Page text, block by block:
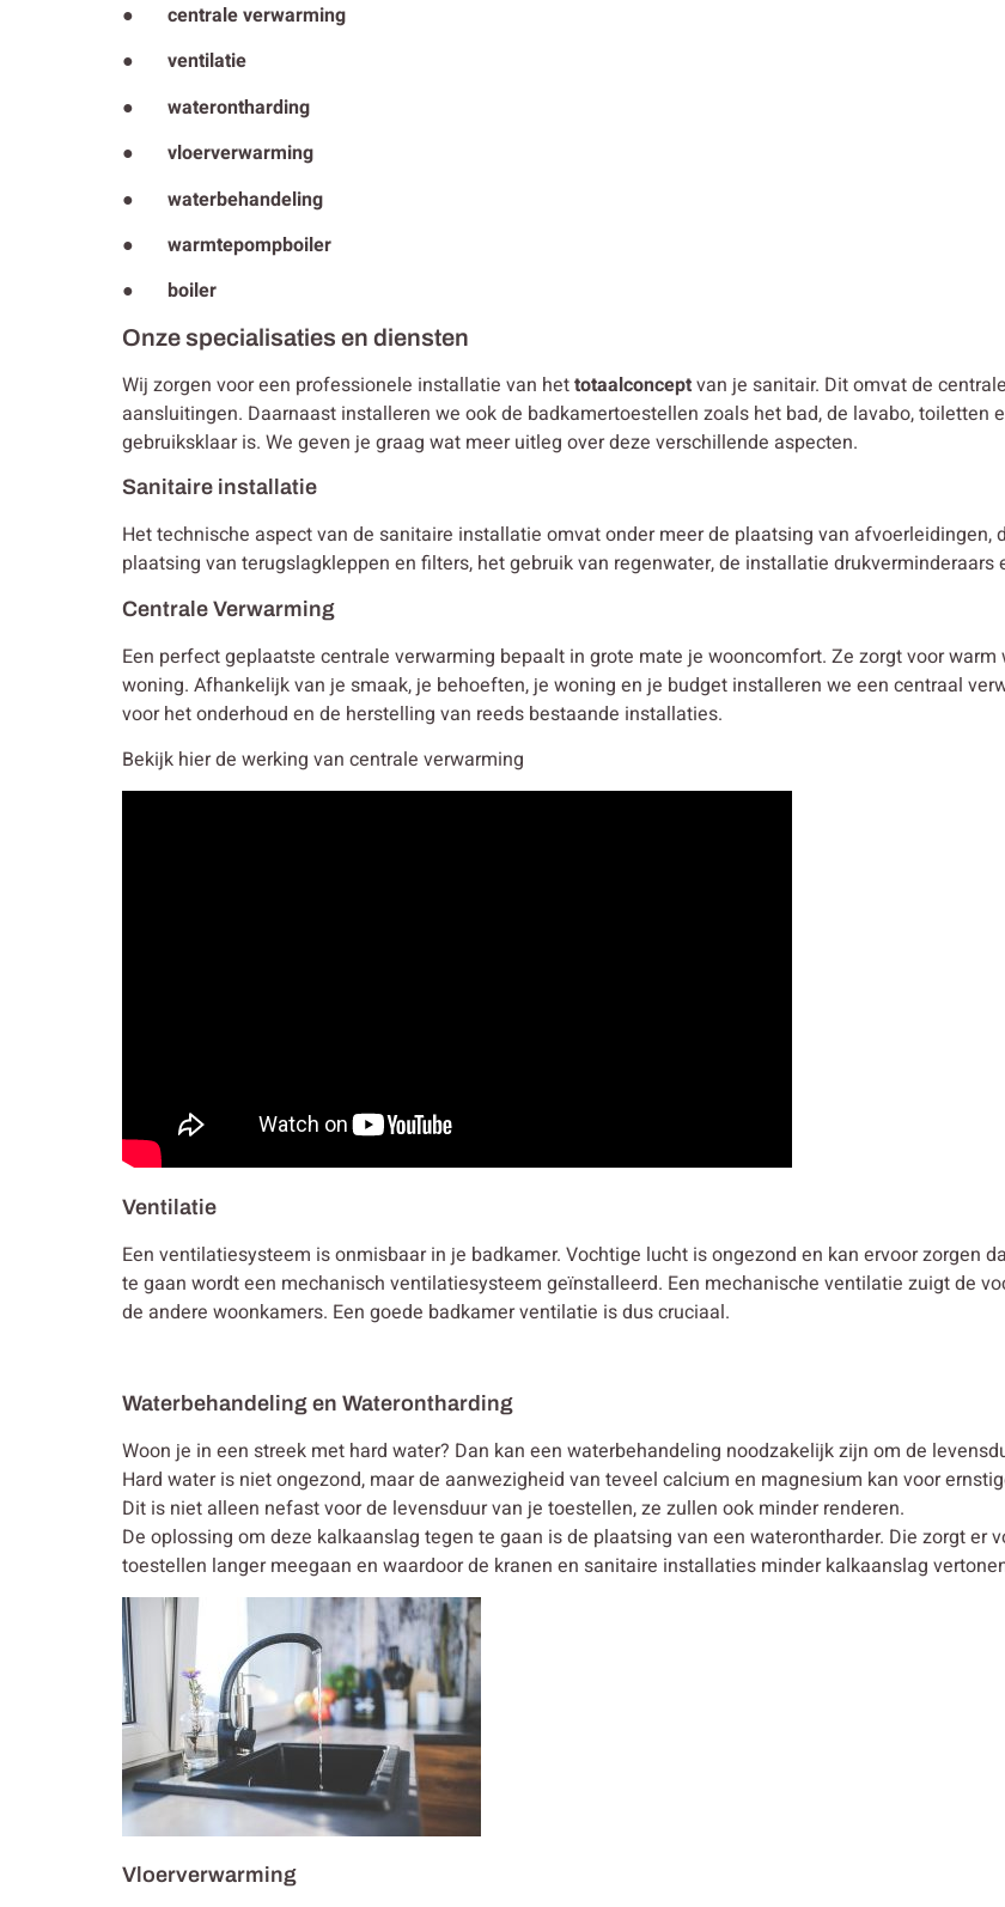
● centrale verwarming
● ventilatie
● waterontharding
● vloerverwarming
● waterbehandeling
● warmtepompboiler
● boiler
Onze specialisaties en diensten
Wij zorgen voor een professionele installatie van hettotaalconceptvan je sanitair. Dit omvat de
aansluitingen. Daarnaast installeren we ook de badkamertoestellen zoals het bad, de lavabo, toiletten
gebruiksklaar is. We geven je graag wat meer uitleg over deze verschillende aspecten.
Sanitaire installatie
Het technische aspect van de sanitaire installatie omvat onder meer de plaatsing van
plaatsing van terugslagkleppen en filters, het gebruik van regenwater, de installatie drukverminderaars
Centrale Verwarming
Een perfect geplaatste centrale verwarming bepaalt in grote mate je wooncomfort. Ze zorgt voor
woning. Afhankelijk van je smaak, je behoeften, je woning en je budget installeren we een centraal
voor het onderhoud en de herstelling van reeds bestaande installaties.
Bekijk hier de werking van centrale verwarming
Ventilatie
Een ventilatiesysteem is onmisbaar in je badkamer. Vochtige lucht is ongezond en kan ervoor zorgen
te gaan wordt een mechanisch ventilatiesysteem geïnstalleerd. Een mechanische ventilatie zuigt de
de andere woonkamers. Een goede badkamer ventilatie is dus cruciaal.
Waterbehandeling en Waterontharding
Woon je in een streek met hard water? Dan kan een waterbehandeling noodzakelijk zijn om de
Hard water is niet ongezond, maar de aanwezigheid van teveel calcium en magnesium kan voor
Dit is niet alleen nefast voor de levensduur van je toestellen, ze zullen ook minder renderen.
De oplossing om deze kalkaanslag tegen te gaan is de plaatsing van een waterontharder. Die zorgt er
toestellen langer meegaan en waardoor de kranen en sanitaire installaties minder kalkaanslag
Vloerverwarming